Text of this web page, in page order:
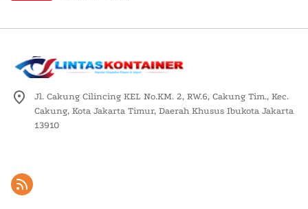
Jl. Cakung Cilincing KEL No.KM. 2, RW.6, Cakung Tim., Kec.
Cakung, Kota Jakarta Timur, Daerah Khusus Ibukota Jakarta
13910